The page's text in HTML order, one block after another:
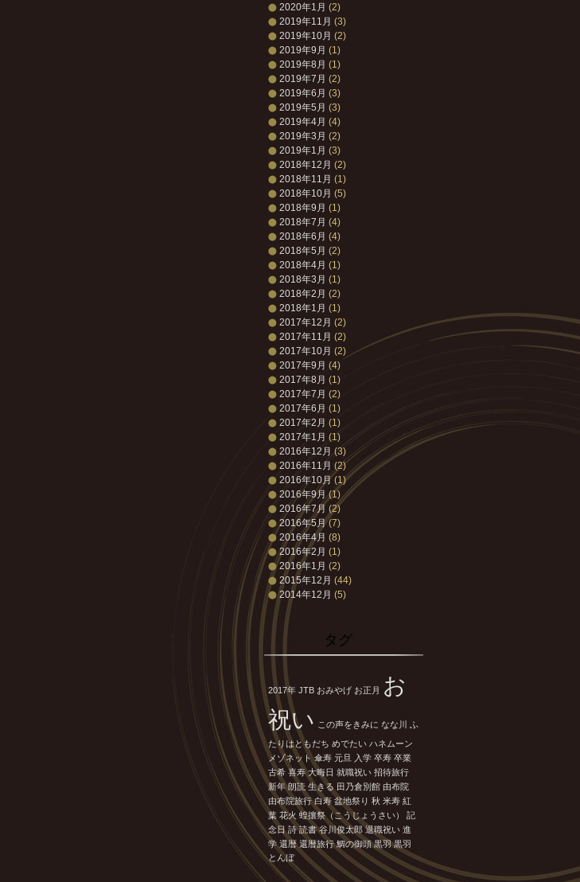
2020年1月 (2)
2019年11月 (3)
2019年10月 (2)
2019年9月 (1)
2019年8月 (1)
2019年7月 (2)
2019年6月 (3)
2019年5月 (3)
2019年4月 (4)
2019年3月 (2)
2019年1月 (3)
2018年12月 (2)
2018年11月 (1)
2018年10月 (5)
2018年9月 (1)
2018年7月 (4)
2018年6月 (4)
2018年5月 (2)
2018年4月 (1)
2018年3月 (1)
2018年2月 (2)
2018年1月 (1)
2017年12月 (2)
2017年11月 (2)
2017年10月 (2)
2017年9月 (4)
2017年8月 (1)
2017年7月 (2)
2017年6月 (1)
2017年2月 (1)
2017年1月 (1)
2016年12月 (3)
2016年11月 (2)
2016年10月(1)
2016年9月 (1)
2016年7月 (2)
2016年5月(7)
2016年4月 (8)
2016年2月 (1)
2016年1月 (2)
2015年12月 (44)
2014年12月 (5)
タグ
2017年 JTB おみやげ お正月 お
祝い この声をきみに なな川 ふ
たりはともだち めでたい ハネムーン
メゾネット 傘寿 元旦 入学 卒寿 卒業
古希 喜寿 大晦日 就職祝い 招待旅行
新年 朗読 生きる 田乃倉別館 由布院
由布院旅行 白寿 盆地祭り 秋 米寿 紅
葉 花火 蝗攘祭（こうじょうさい）
記
念日 詩 読書 谷川俊太郎 退職祝い 進
学 還暦 還暦旅行 鯛の御頭 黒羽 黒羽
とんぼ